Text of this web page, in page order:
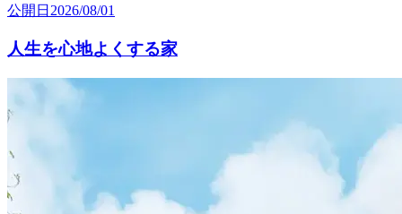
公開日 2026/08/01
人生を心地よくする家